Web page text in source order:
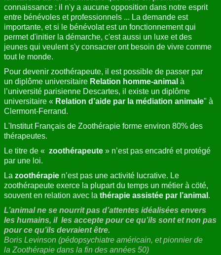
connaissance : il n'y a aucune opposition dans notre esprit
entre bénévoles et professionnels ... La demande est
importante, et si le bénévolat est un fonctionnement qui
permet d'initier la démarche, c'est aussi un luxe et des
jeunes qui veulent s'y consacrer ont besoin de vivre comme
tout le monde.
Pour devenir zoothérapeute, il est possible de passer par
un diplôme universitaire Relation homme-animal à
l’université parisienne Descartes, il existe un diplôme
universitaire « Relation d’aide par la médiation animale" à
Clermont-Ferrand.
L'Institut Français de Zoothérapie forme environ 80% des
thérapeutes.
Le titre de « zoothérapeute » n’est pas encadré et protégé
par une loi.
La zoothérapie n’est pas une activité lucrative. Le
zoothérapeute exerce la plupart du temps un métier à cöté,
souvent en relation avec la thérapie assistée par l’animal .
L’animal ne se nourrit pas d’attentes idéalisées envers
les humains, il les accepte pour ce qu’ils sont et non pas
pour ce qu’ils devraient être.
Boris Levinson (pédopsychiatre américain, et pionnier de
la Zoothérapie dans la fin des années 50)